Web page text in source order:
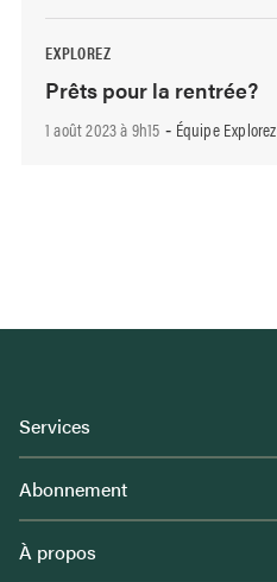
EXPLOREZ
Prêts pour la rentrée?
1 août 2023 à 9h15 - Équipe Explorez
Services
Abonnement
À propos